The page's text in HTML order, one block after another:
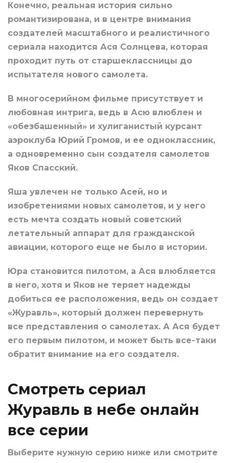
Конечно, реальная история сильно
романтизирована, и в центре внимания
создателей масштабного и реалистичного
сериала находится Ася Солнцева, которая
проходит путь от старшеклассницы до
испытателя нового самолета.
В многосерийном фильме присутствует и
любовная интрига, ведь в Асю влюблен и
«обезбашенный» и хулиганистый курсант
аэроклуба Юрий Громов, и ее одноклассник,
а одновременно сын создателя самолетов
Яков Спасский.
Яша увлечен не только Асей, но и
изобретениями новых самолетов, и у него
есть мечта создать новый советский
летательный аппарат для гражданской
авиации, которого еще не было в истории.
Юра становится пилотом, а Ася влюбляется
в него, хотя и Яков не теряет надежды
добиться ее расположения, ведь он создает
«Журавль», который должен перевернуть
все представления о самолетах. А Ася будет
его первым пилотом, и может быть все-таки
обратит внимание на его создателя.
Смотреть сериал
Журавль в небе онлайн
все серии
Выберите нужную серию ниже или смотрите